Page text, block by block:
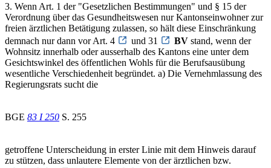
3. Wenn Art. 1 der "Gesetzlichen Bestimmungen" und § 15 der
Verordnung über das Gesundheitswesen nur Kantonseinwohner zur
freien ärztlichen Betätigung zulassen, so hält diese Einschränkung
demnach nur dann vor Art. 4
und 31 BV stand, wenn der
Wohnsitz innerhalb oder ausserhalb des Kantons eine unter dem
Gesichtswinkel des öffentlichen Wohls für die Berufsausübung
wesentliche Verschiedenheit begründet. a) Die Vernehmlassung des
Regierungsrats sucht die
BGE 83 I 250 S. 255
getroffene Unterscheidung in erster Linie mit dem Hinweis darauf
zu stützen, dass unlautere Elemente von der ärztlichen bzw.